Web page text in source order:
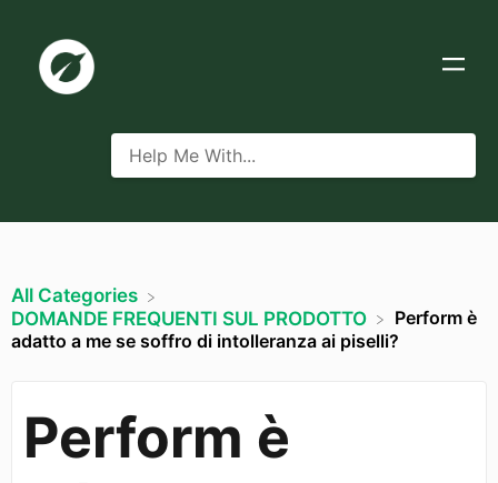
All Categories
​DOMANDE FREQUENTI SUL PRODOTTO
Perform è
adatto a me se soffro di intolleranza ai piselli?
Perform è